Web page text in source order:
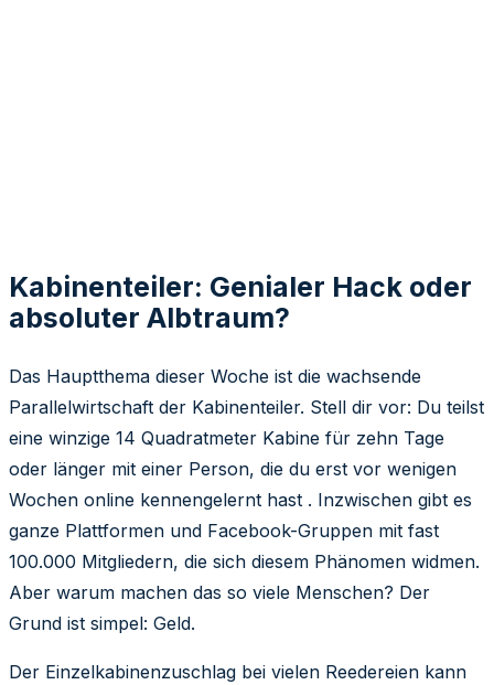
Kabinenteiler: Genialer Hack oder
absoluter Albtraum?
Das Hauptthema dieser Woche ist die wachsende
Parallelwirtschaft der Kabinenteiler. Stell dir vor: Du teilst
eine winzige 14 Quadratmeter Kabine für zehn Tage
oder länger mit einer Person, die du erst vor wenigen
Wochen online kennengelernt hast . Inzwischen gibt es
ganze Plattformen und Facebook-Gruppen mit fast
100.000 Mitgliedern, die sich diesem Phänomen widmen.
Aber warum machen das so viele Menschen? Der
Grund ist simpel: Geld.
Der Einzelkabinenzuschlag bei vielen Reedereien kann